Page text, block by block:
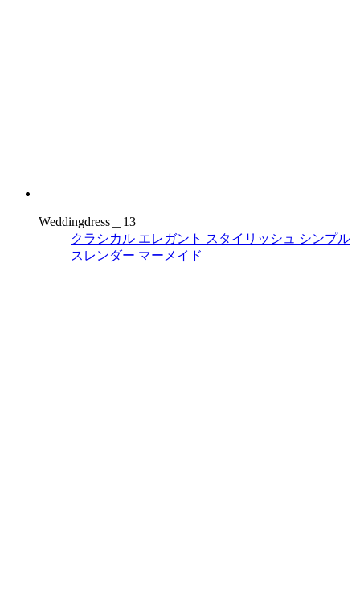
Weddingdress＿13
クラシカル エレガント スタイリッシュ
シンプル
スレンダー マーメイド